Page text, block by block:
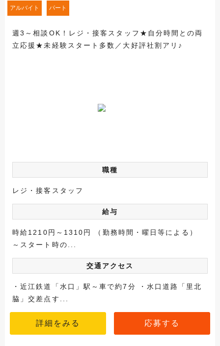
アルバイト パート
週3～相談OK！レジ・接客スタッフ★自分時間との両
立応援★未経験スタート多数／大好評社割アリ♪
職種
レジ・接客スタッフ
給与
時給1210円～1310円 （勤務時間・曜日等による）
～スタート時の...
交通アクセス
・近江鉄道「水口」駅～車で約7分 ・水口道路「里北
脇」交差点す...
詳細をみる 応募する